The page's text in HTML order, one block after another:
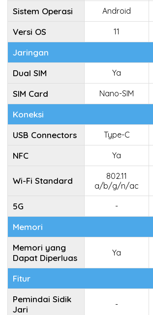
Sistem Operasi Android
Versi OS 11
Jaringan
Dual SIM
Ya
SIM Card Nano-SIM
Koneksi
USB Connectors
Type-C
NFC Ya
Wi-Fi Standard
802.11
a/b/g/n/ac
5G -
Memori
Memori yang
Dapat Diperluas
Ya
Fitur
Pemindai Sidik
Jari
-